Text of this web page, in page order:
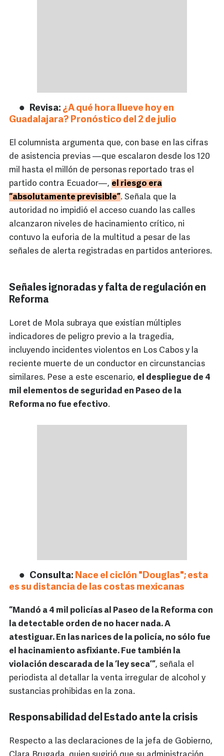
Revisa: ¿A qué hora llueve hoy en
Guadalajara? Pronóstico del 2 de julio
El columnista argumenta que, con base en las cifras
de asistencia previas —que escalaron desde los 120
mil hasta el millón de personas reportado tras el
partido contra Ecuador—, el riesgo era
“absolutamente previsible”. Señala que la
autoridad no impidió el acceso cuando las calles
alcanzaron niveles de hacinamiento crítico, ni
contuvo la euforia de la multitud a pesar de las
señales de alerta registradas en partidos anteriores.
Señales ignoradas y falta de regulación en
Reforma
Loret de Mola subraya que existían múltiples
indicadores de peligro previo a la tragedia,
incluyendo incidentes violentos en Los Cabos y la
reciente muerte de un conductor en circunstancias
similares. Pese a este escenario, el despliegue de 4
mil elementos de seguridad en Paseo de la
Reforma no fue efectivo.
Consulta: Nace el ciclón "Douglas"; esta
es su distancia de las costas mexicanas
“Mandó a 4 mil policías al Paseo de la Reforma con
la detectable orden de no hacer nada. A
atestiguar. En las narices de la policía, no sólo fue
el hacinamiento asfixiante. Fue también la
violación descarada de la ‘ley seca’”, señala el
periodista al detallar la venta irregular de alcohol y
sustancias prohibidas en la zona.
Responsabilidad del Estado ante la crisis
Respecto a las declaraciones de la jefa de Gobierno,